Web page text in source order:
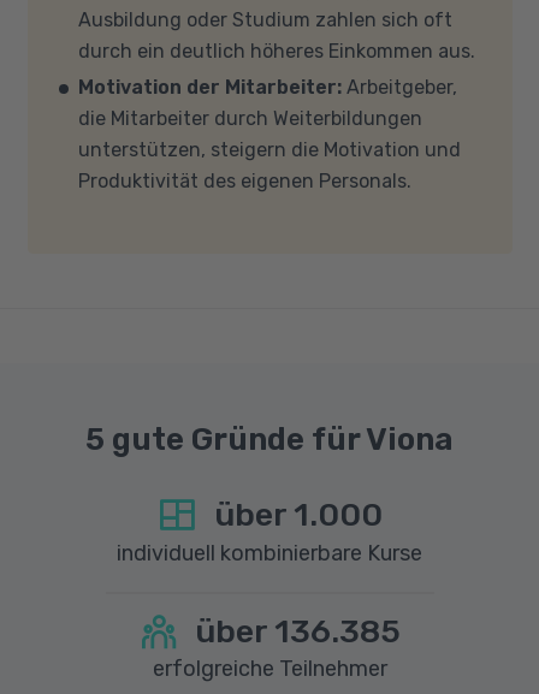
findet in Microsoft Teams statt. Bitte achten
Sie darauf, dass Ihre Sicherheitsprogramme
und -einstellungen (Anti-Viren-Programme,
Firewalls etc.) die Verbindung mit MS Teams
nicht blockieren. Bitte beachten Sie außerdem,
dass für eine reibungslose Übertragung eine
Ausbildung oder Studium zahlen sich oft
durch ein deutlich höheres Einkommen aus.
Motivation der Mitarbeiter: Arbeitgeber,
die Mitarbeiter durch Weiterbildungen
unterstützen, steigern die Motivation und
Produktivität des eigenen Personals.
5 gute Gründe für Viona
über 1.000
individuell kombinierbare Kurse
über 136.385
erfolgreiche Teilnehmer